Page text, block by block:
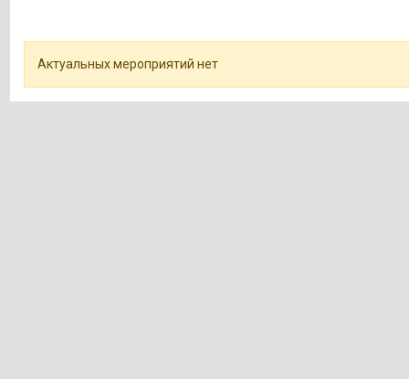
Актуальных мероприятий нет